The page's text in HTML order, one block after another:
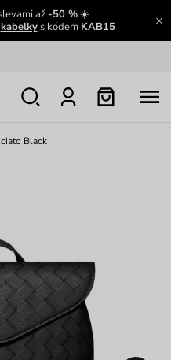
až -50 %☀️
kabelkys kódem KAB15
Black